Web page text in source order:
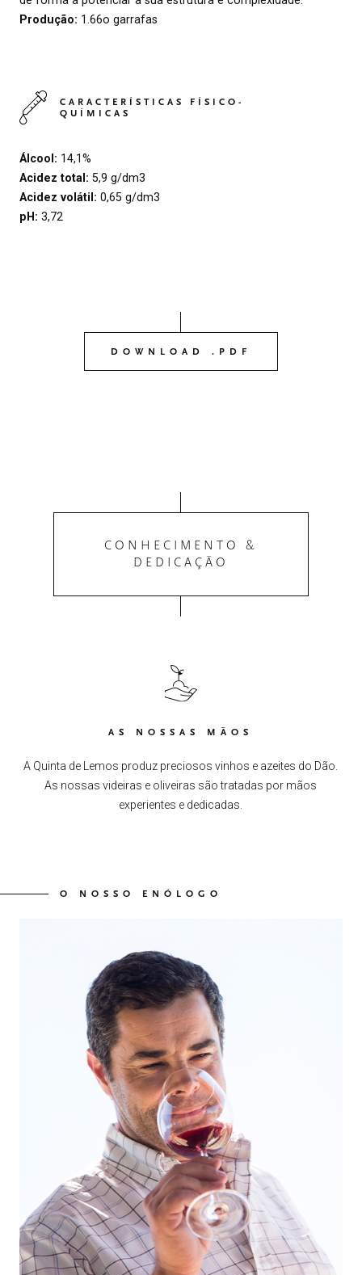
Produção: 1.66o garrafas
CARACTERÍSTICAS FÍSICO-
QUÍMICAS
Álcool: 14,1%
Acidez total: 5,9 g/dm3
Acidez volátil: 0,65 g/dm3
pH: 3,72
DOWNLOAD .PDF
CONHECIMENTO &
DEDICAÇÃO
AS NOSSAS MÃOS
A Quinta de Lemos produz preciosos vinhos e azeites do Dão.
As nossas videiras e oliveiras são tratadas por mãos
experientes e dedicadas.
O NOSSO ENÓLOGO